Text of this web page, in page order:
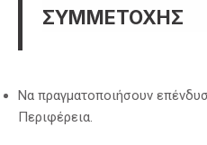
ΣΥΜΜΕΤΟΧΗΣ
Να πραγματοποιήσουν
Περιφέρεια.